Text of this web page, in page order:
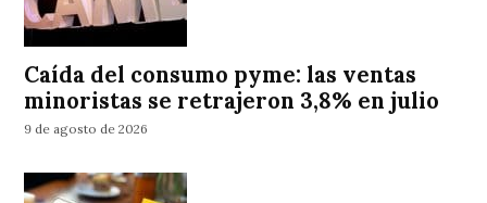
Caída del consumo pyme: las ventas
minoristas se retrajeron 3,8% en julio
9 de agosto de 2026